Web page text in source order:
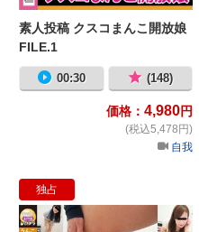
素人投稿 クスコまんこ開放娘
FILE.1
00:30 (148)
価格： 4,980円
(税込5,478円)
自我
独占